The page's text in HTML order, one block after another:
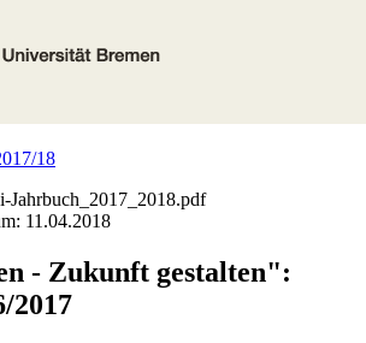
18
Jahrbuch_2017_2018.pdf
11.04.2018
- Zukunft gestalten":
2017